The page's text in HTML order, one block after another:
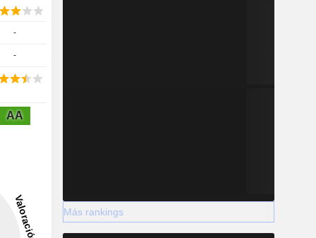
-
-
AA
Más rankings